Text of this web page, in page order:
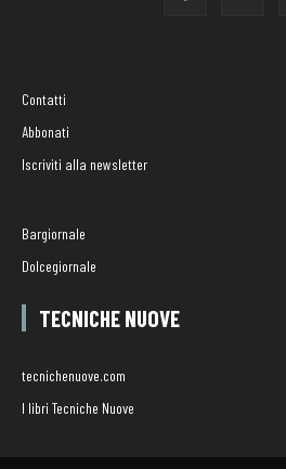
Contatti
Abbonati
Iscriviti alla newsletter
Bargiornale
Dolcegiornale
TECNICHE NUOVE
tecnichenuove.com
I libri Tecniche Nuove